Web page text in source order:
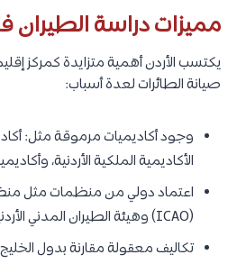
مميزاتدراسة الطيران
يكتسب الأردن أهمية متزايدة كمركز
صيانة الطائرات لعدة أسباب:
وجود أكاديميات مرموقة مثل:
الأكاديمية الملكية الأردنية،
اعتماد دولي من منظمات مثل
(ICAO) وهيئة الطيران المدني الأردنية.
تكاليف معقولة مقارنة بدول الخليج